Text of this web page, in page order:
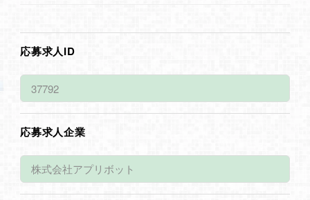
応募求人ID
応募求人企業